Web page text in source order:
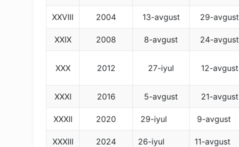
XXVIII 2004 13-avgust 29-avgust
XXIX 2008 8-avgust 24-avgust
XXX 2012 27-iyul 12-avgust
XXXI 2016 5-avgust 21-avgust
XXXII 2020 29-iyul 9-avgust
XXXIII 2024 26-iyul 11-avgust